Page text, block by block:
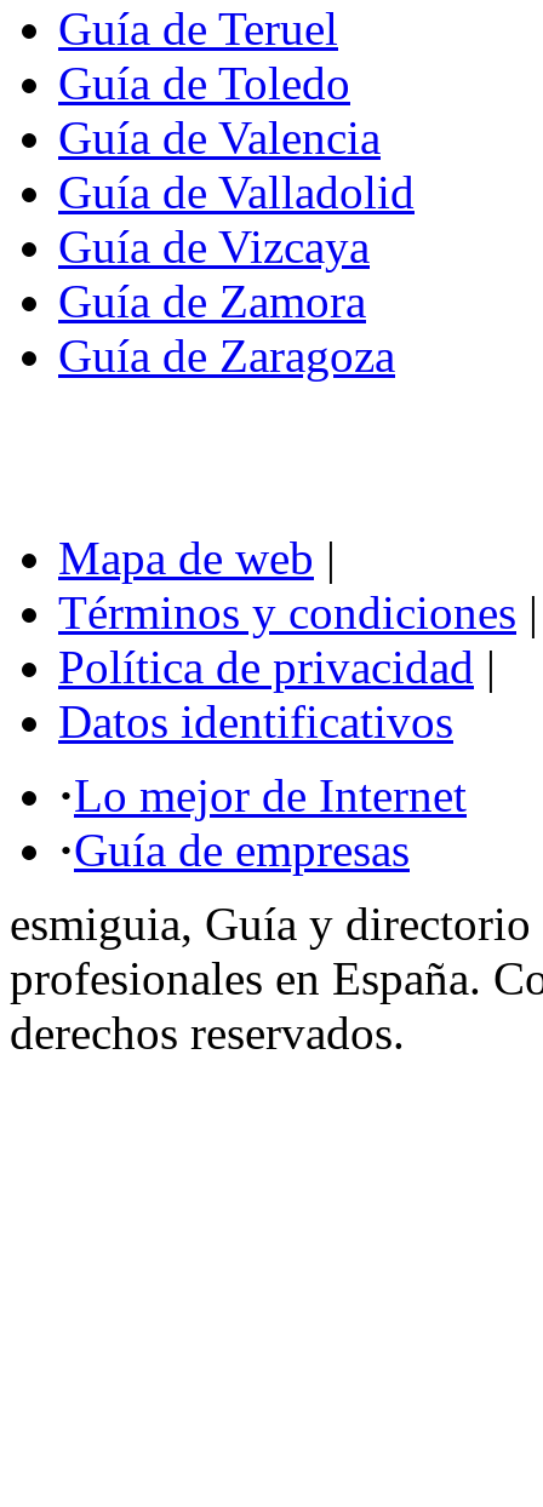
Guía de Teruel
Guía de Toledo
Guía de Valencia
Guía de Valladolid
Guía de Vizcaya
Guía de Zamora
Guía de Zaragoza
Mapa de web |
Términos y condiciones |
Política de privacidad |
Datos identificativos
·Lo mejor de Internet
·Guía de empresas
esmiguia, Guía y directorio
profesionales en España.
derechos reservados.